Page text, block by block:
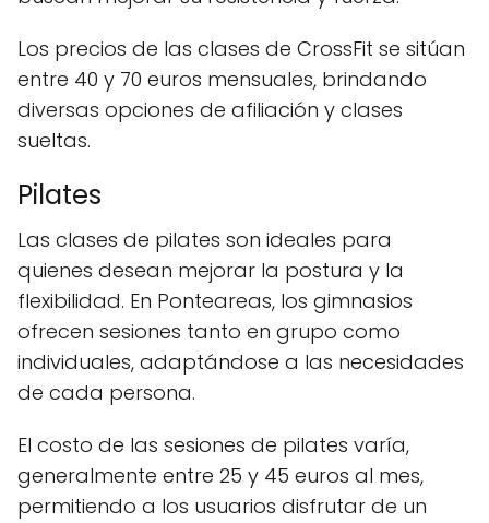
Los precios de las clases de CrossFit se sitúan
entre 40 y 70 euros mensuales, brindando
diversas opciones de afiliación y clases
sueltas.
Pilates
Las clases de pilates son ideales para
quienes desean mejorar la postura y la
flexibilidad. En Ponteareas, los gimnasios
ofrecen sesiones tanto en grupo como
individuales, adaptándose a las necesidades
de cada persona.
El costo de las sesiones de pilates varía,
generalmente entre 25 y 45 euros al mes,
permitiendo a los usuarios disfrutar de un